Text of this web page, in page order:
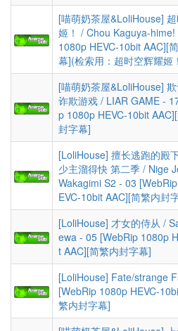
[喵萌奶茶屋&LoliHouse]
姬！ / Chou Kaguya-
1080p HEVC-10bit AAC][
幕](检索用：超时空辉耀姬
[喵萌奶茶屋&LoliHouse]
诈欺游戏 / LIAR GAME -
p 1080p HEVC-10bit
封字幕]
[LoliHouse] 擅长逃跑的殿
少主溜得快 第二季 / Nige
Wakagimi S2 - 03
EVC-10bit AAC][简繁内封
[LoliHouse] 才女的侍从 /
ewa - 05 [WebRip 1080p
t AAC][简繁内封字幕]
[LoliHouse] Fate/strange
[WebRip 1080p HEVC-
繁内封字幕]